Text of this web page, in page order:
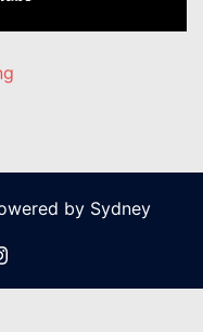
by Sydney